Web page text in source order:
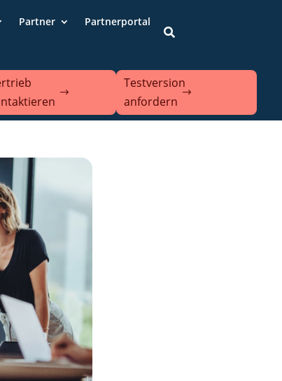
Partner
Partnerportal

Testversion
anfordern